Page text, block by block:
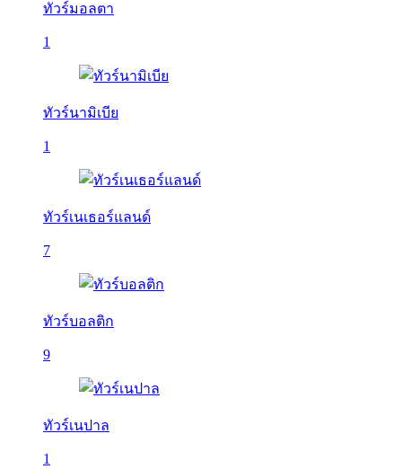
ทัวร์มอลตา
1
ทัวร์นามิเบีย
1
ทัวร์เนเธอร์แลนด์
7
ทัวร์บอลติก
9
ทัวร์เนปาล
1